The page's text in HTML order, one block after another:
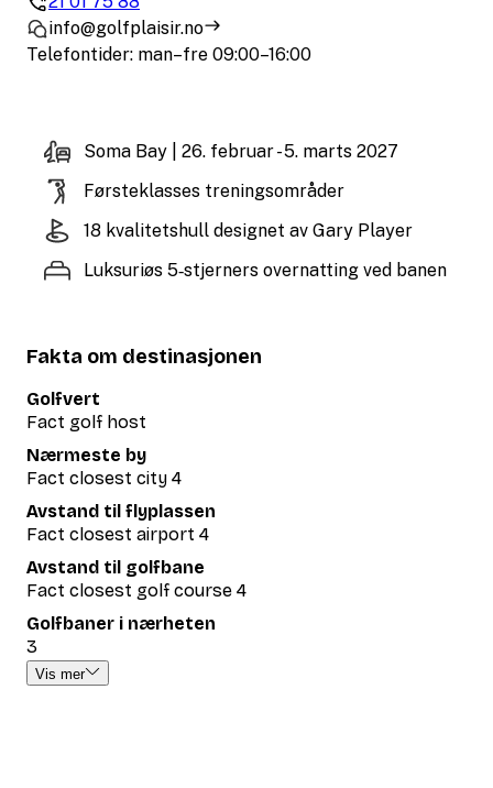
Soma Bay | 26. februar - 5. marts 2027
Førsteklasses treningsområder
18 kvalitets­hull designet av Gary Player
Luksuriøs 5‑stjerners overnatting ved banen
Fakta om destinasjonen
Golfvert
Fact golf host
Nærmeste by
Fact closest city 4
Avstand til flyplassen
Fact closest airport 4
Avstand til golfbane
Fact closest golf course 4
Golfbaner i nærheten
3
Vis mer
info@golfplaisir.no
Telefontider: man–fre 09:00–16:00